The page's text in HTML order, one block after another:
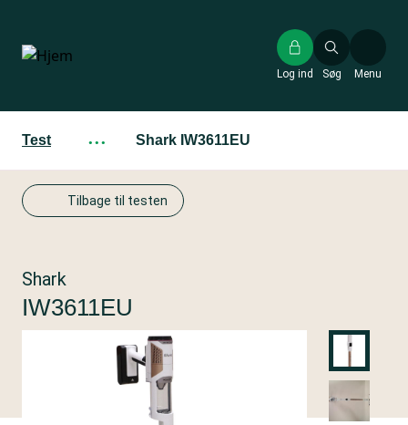
hovedindhold
Søg
Log ind Menu
Test ··· Shark IW3611EU
Tilbage til testen
Shark
IW3611EU